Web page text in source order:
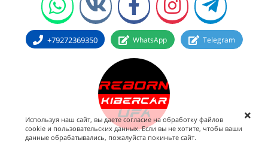
+79272369350 WhatsApp Telegram
Используя наш сайт, вы даете согласие на обработку файлов
cookie и пользовательских данных. Если вы не хотите, чтобы ваши
данные обрабатывались, пожалуйста покиньте сайт.